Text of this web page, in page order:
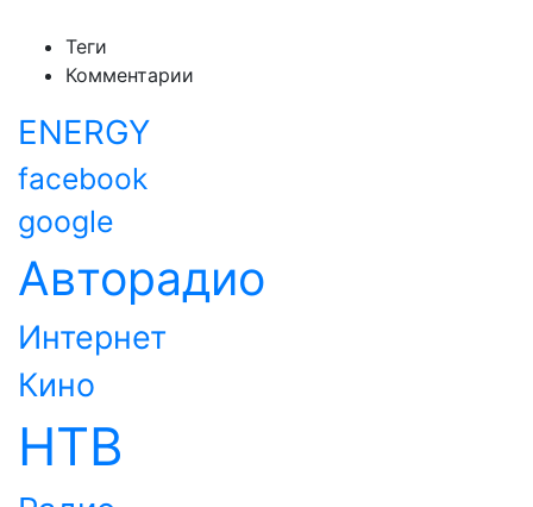
Теги
Комментарии
ENERGY
facebook
google
Авторадио
Интернет
Кино
НТВ